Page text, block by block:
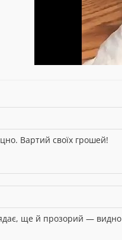
Вартий своїх грошей!
ще й прозорий — видно